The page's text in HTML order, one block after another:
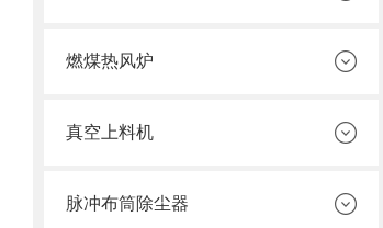
燃煤热风炉
真空上料机
脉冲布筒除尘器